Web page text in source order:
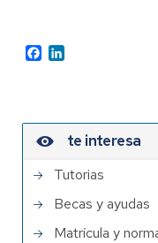
Facebook
te interesa
Tutorias
Becas y ayudas
Matrícula y